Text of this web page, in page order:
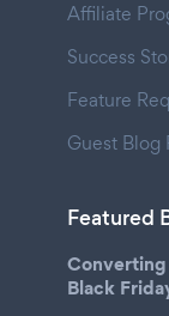
Affiliate
Success
Feature
Guest Blog
Featured
Converting
Black